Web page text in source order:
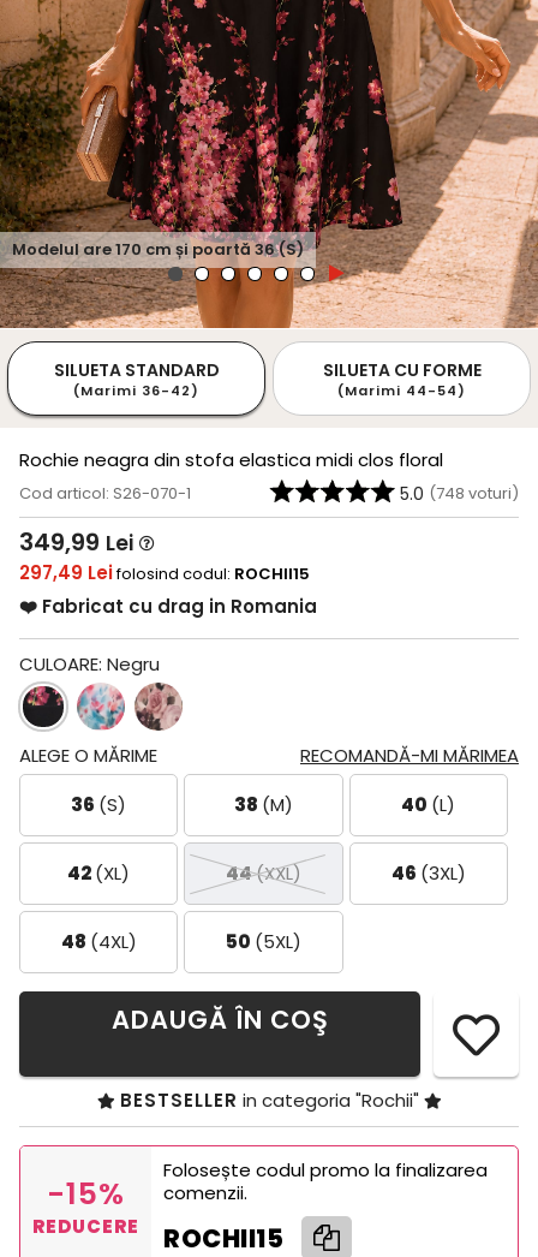
Modelul are170cm și poartă36 (S)
SILUETA STANDARD
(Marimi 36-42)
SILUETA CU FORME
(Marimi 44-54)
Rochie neagra din stofa elastica midi clos floral
Cod articol: S26-070-1 5.0 (748 voturi)
349,99 Lei
297,49 Leifolosind codul: ROCHII15
❤️ Fabricat cu drag in Romania
CULOARE: Negru
RECOMANDĂ-MI MĂRIMEA
ALEGE O MĂRIME
36 (S) 38 (M) 40 (L)
42(XL) 44(XXL) 46 (3XL)
48 (4XL) 50 (5XL)
ADAUGĂ ÎN COŞ
BESTSELLER in categoria "Rochii"
-15%
REDUCERE
Folosește codul promo la finalizarea
comenzii.
ROCHII15